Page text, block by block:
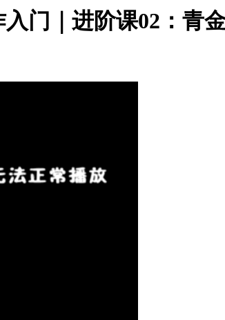
门｜进阶课02：青